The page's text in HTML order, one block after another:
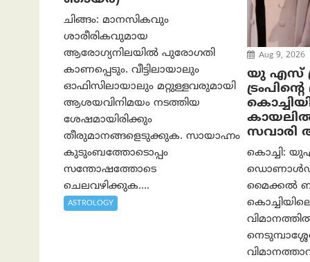
ചിങ്ങം: മാനസികവും
ശാരീരികവുമായ
ആരോഗ്യനിലയിൽ പുരോഗതി
കാണപ്പെടും. വീട്ടിലായാലും
ഓഫിസിലായാലും മറ്റുള്ളവരുമായി
ആശയവിനിമയം നടത്തിയ
ശേഷമായിരിക്കും
തീരുമാനങ്ങളെടുക്കുക. സായാഹ്നം
കുടുംബത്തോടൊപ്പം
സന്തോഷത്തോടെ
ചെലവഴിക്കുക....
ASTROLOGY
Aug 9, 2026
യു എസ്
സവാരി
കൊച്ചി:
ഡൊണാൾഡ്
മൈക്കൽ